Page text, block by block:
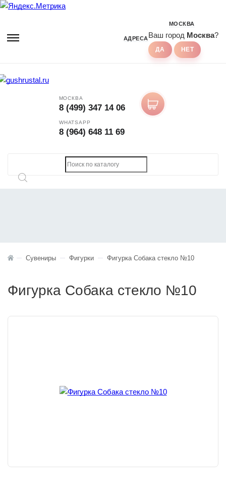
АДРЕСА
МОСКВА
Ваш город Москва?
МОСКВА
8 (499) 347 14 06
WHATSAPP
8 (964) 648 11 69
Сувениры Фигурки Фигурка Собака стекло №10
Фигурка Собака стекло №10